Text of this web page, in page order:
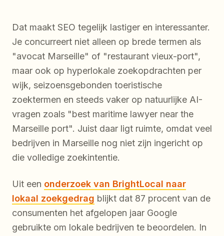
Dat maakt SEO tegelijk lastiger en interessanter.
Je concurreert niet alleen op brede termen als
"avocat Marseille" of "restaurant vieux-port",
maar ook op hyperlokale zoekopdrachten per
wijk, seizoensgebonden toeristische
zoektermen en steeds vaker op natuurlijke AI-
vragen zoals "best maritime lawyer near the
Marseille port". Juist daar ligt ruimte, omdat veel
bedrijven in Marseille nog niet zijn ingericht op
die volledige zoekintentie.
Uit een onderzoek van BrightLocal naar
lokaal zoekgedrag blijkt dat 87 procent van de
consumenten het afgelopen jaar Google
gebruikte om lokale bedrijven te beoordelen. In